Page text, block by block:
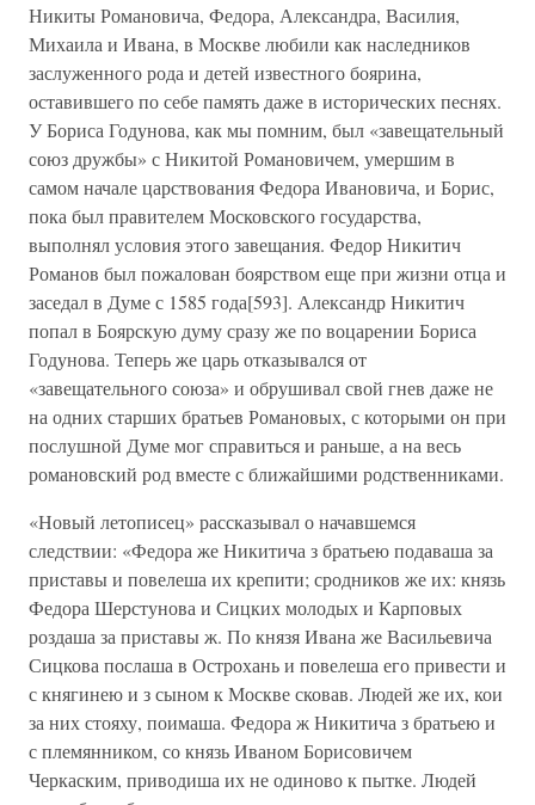
Никиты Романовича, Федора, Александра, Василия,
Михаила и Ивана, в Москве любили как наследников
заслуженного рода и детей известного боярина,
оставившего по себе память даже в исторических песнях.
У Бориса Годунова, как мы помним, был «завещательный
союз дружбы» с Никитой Романовичем, умершим в
самом начале царствования Федора Ивановича, и Борис,
пока был правителем Московского государства,
выполнял условия этого завещания. Федор Никитич
Романов был пожалован боярством еще при жизни отца и
заседал в Думе с 1585 года[593]. Александр Никитич
попал в Боярскую думу сразу же по воцарении Бориса
Годунова. Теперь же царь отказывался от
«завещательного союза» и обрушивал свой гнев даже не
на одних старших братьев Романовых, с которыми он при
послушной Думе мог справиться и раньше, а на весь
романовский род вместе с ближайшими родственниками.
«Новый летописец» рассказывал о начавшемся
следствии: «Федора же Никитича з братьею подаваша за
приставы и повелеша их крепити; сродников же их: князь
Федора Шерстунова и Сицких молодых и Карповых
роздаша за приставы ж. По князя Ивана же Васильевича
Сицкова послаша в Острохань и повелеша его привести и
с княгинею и з сыном к Москве сковав. Людей же их, кои
за них стояху, поимаша. Федора ж Никитича з братьею и
с племянником, со князь Иваном Борисовичем
Черкаским, приводиша их не одиново к пытке. Людей